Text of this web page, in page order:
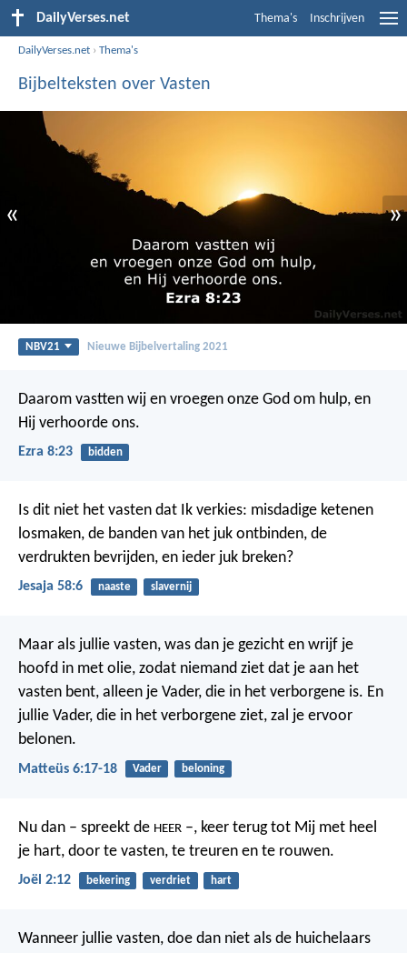
DailyVerses.net Thema's Inschrijven
DailyVerses.net ›Thema's
Bijbelteksten over Vasten
« »
NBV21 Nieuwe Bijbelvertaling 2021
Daarom vastten wij en vroegen onze God om hulp, en
Hij verhoorde ons.
Ezra 8:23 bidden
Is dit niet het vasten dat Ik verkies: misdadige ketenen
losmaken, de banden van het juk ontbinden, de
verdrukten bevrijden, en ieder juk breken?
Jesaja 58:6 naaste slavernij
Maar als jullie vasten, was dan je gezicht en wrijf je
hoofd in met olie, zodat niemand ziet dat je aan het
vasten bent, alleen je Vader, die in het verborgene is. En
jullie Vader, die in het verborgene ziet, zal je ervoor
belonen.
Matteüs 6:17-18 Vader beloning
Nu dan – spreekt de HEER –, keer terug tot Mij met heel
je hart, door te vasten, te treuren en te rouwen.
Joël 2:12 bekering verdriet hart
Wanneer jullie vasten, doe dan niet als de huichelaars